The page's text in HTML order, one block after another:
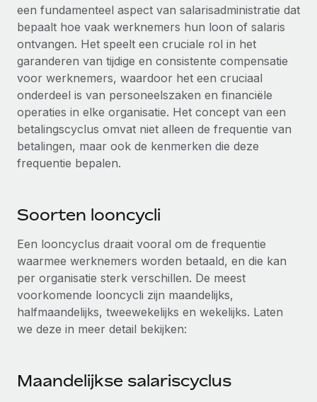
Zzp'ers internationaal onboarden en beheren
PEO
Ingewikkelde HR-taken eenvoudig uitbesteden
INFRASTRUCTUUR
Remote Embedded
HR naadloos in workflows integreren
Platform
Verbinden Nieuw
Integraties
Processen stroomlijnen met essentiële zakelijke tools
DIENSTEN
GROEIFASE
Start-ups
Flexibele global HR en payroll solutions voor groeiende
bedrijven
Mid-market
Teams uitbreiden met HR solutions op maat
Enterprise
Strategische technologiepartners
Integreer global HR flexibel in je platform
Een partner worden
Ontdek hoe je met ons kunt samenwerken
Betalingscalculator voor zzp'ers
Ontdek valuta-opties en betaalsnelheden voor
internationale zzp'ers
LEREN MET REMOTE
Onderzoek en gidsen
Casestudy's
HR-woordenlijst
Webinars
Evenementen
Newsroom
Inzichtencentrum
Nederlands
Français
Deutsch
Español
Italiano
한국어
中文（简体）
Inloggen
een fundamenteel aspect van salarisadministratie dat
bepaalt hoe vaak werknemers hun loon of salaris
ontvangen. Het speelt een cruciale rol in het
garanderen van tijdige en consistente compensatie
voor werknemers, waardoor het een cruciaal
onderdeel is van personeelszaken en financiële
operaties in elke organisatie. Het concept van een
betalingscyclus omvat niet alleen de frequentie van
betalingen, maar ook de kenmerken die deze
frequentie bepalen.
Soorten looncycli
Een looncyclus draait vooral om de frequentie
waarmee werknemers worden betaald, en die kan
per organisatie sterk verschillen. De meest
voorkomende looncycli zijn maandelijks,
halfmaandelijks, tweewekelijks en wekelijks. Laten
we deze in meer detail bekijken:
Maandelijkse salariscyclus